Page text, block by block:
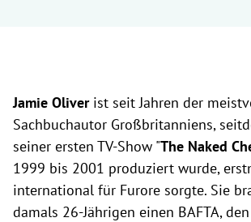
Jamie Oliverist seit Jahren der
Sachbuchautor Großbritanniens,
seiner ersten TV-Show "The Naked
1999 bis 2001 produziert wurde,
international für Furore sorgte. Sie
damals 26-Jährigen einen BAFTA,